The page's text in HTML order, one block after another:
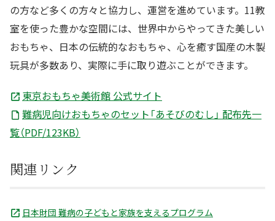
の方など多くの方々と協力し、運営を進めています。11教
室を使った豊かな空間には、世界中からやってきた美しい
おもちゃ、日本の伝統的なおもちゃ、心を癒す国産の木製
玩具が多数あり、実際に手に取り遊ぶことができます。
東京おもちゃ美術館 公式サイト
難病児向けおもちゃのセット「あそびのむし」 配布先一
覧（PDF/123KB）
関連リンク
日本財団 難病の子どもと家族を支えるプログラム